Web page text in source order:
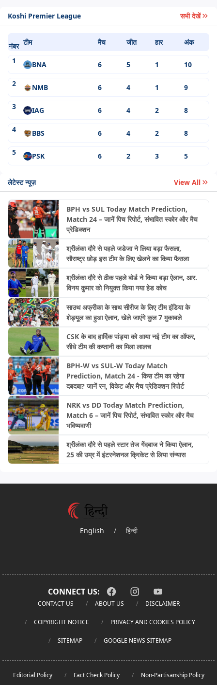
Koshi Premier League सभी देखें
नंबर टीम मैच जीत हार
अंक
1
BNA 6 5 1 10
2 NMB 6 4 1 9
3 IAG 6 4 2 8
4 BBS 6 4 2 8
5 PSK 6 2 3 5
लेटेस्ट न्यूज़ View All
BPH vs SUL Today Match Prediction,
Match 24 – जानें पिच रिपोर्ट, संभावित स्कोर और मैच
प्रेडिक्शन
श्रीलंका दौरे से पहले जडेजा ने लिया बड़ा फैसला,
सौराष्ट्र छोड़ इस टीम के लिए खेलने का किया फैसला
श्रीलंका दौरे से ठीक पहले बोर्ड ने किया बड़ा ऐलान, आर.
विनय कुमार को नियुक्त किया गया हेड कोच
साउथ अफ्रीका के साथ सीरीज के लिए टीम इंडिया के
शेड्यूल का हुआ ऐलान, खेले जाएंगे कुल 7 मुकाबले
CSK के बाद हार्दिक पांड्या को आया नई टीम का ऑफर,
सीधे टीम की कप्तानी का मिला लालच
BPH-W vs SUL-W Today Match
Prediction, Match 24 - किस टीम का रहेगा
दबदबा? जानें रन, विकेट और मैच प्रेडिक्शन रिपोर्ट
NRK vs DD Today Match Prediction,
Match 6 – जानें पिच रिपोर्ट, संभावित स्कोर और मैच
भविष्यवाणी
श्रीलंका दौरे से पहले स्टार तेज गेंदबाज ने किया ऐलान,
25 की उम्र में इंटरनेशनल क्रिकेट से लिया संन्यास
English / हिन्दी
CONNECT US:
CONTACT US ABOUT US DISCLAIMER
COPYRIGHT NOTICE PRIVACY AND COOKIES POLICY
SITEMAP GOOGLE NEWS SITEMAP
Editorial Policy Fact Check Policy Non-Partisanship Policy